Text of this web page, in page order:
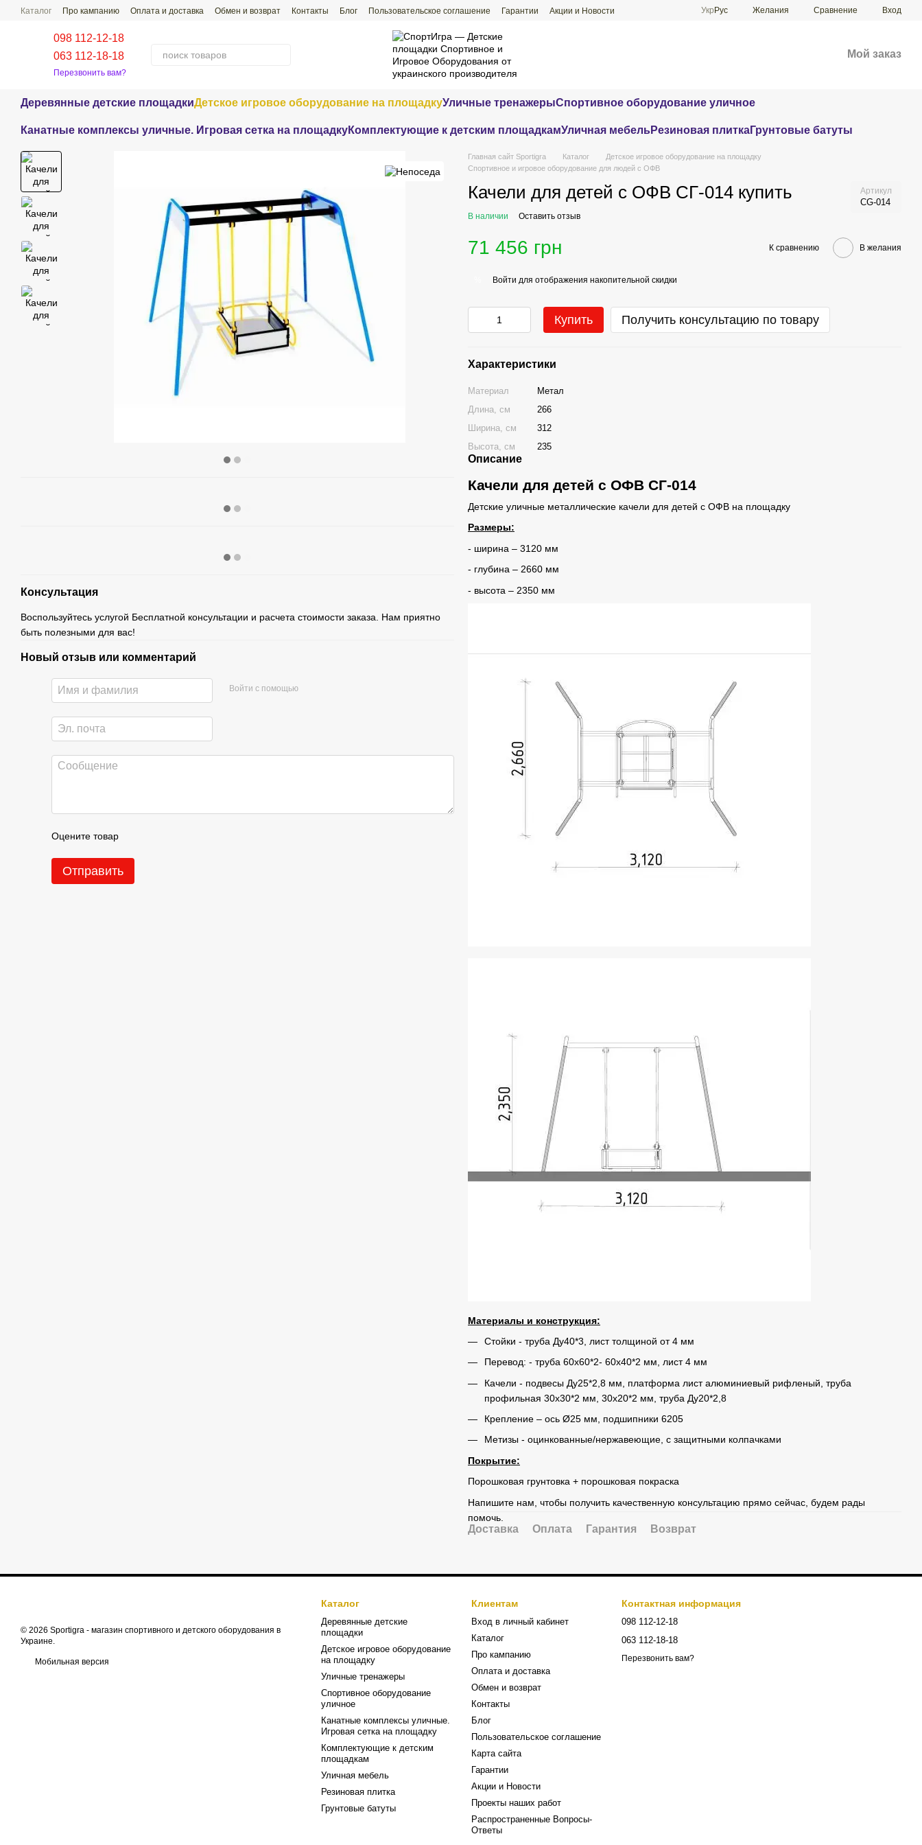
Перейти к основному контенту
Каталог Про кампанию Оплата и доставка Обмен и возврат Контакты Блог Пользовательское соглашение Гарантии
Акции и Новости
Укр Рус Желания Сравнение Вход
098 112-12-18
063 112-18-18
Перезвонить вам?
Мой заказ
Деревянные детские площадкиДетское игровое оборудование на площадкуУличные тренажерыСпортивное оборудование уличное
Канатные комплексы уличные. Игровая сетка на площадкуКомплектующие к детским площадкамУличная мебельРезиновая плиткаГрунтовые батуты
Консультация
Воспользуйтесь услугой Бесплатной консультации и расчета стоимости заказа. Нам приятно
быть полезными для вас!
Новый отзыв или комментарий
Войти с помощью
Оцените товар
Отправить
Главная сайт Sportigra Каталог
Детское игровое оборудование на площадку
Спортивное и игровое оборудование для людей с ОФВ
Качели для детей с ОФВ СГ-014 купить Артикул
CG-014
В наличии Оставить отзыв
71 456 грн К сравнению В желания
Войти для отображения накопительной скидки
Купить Получить консультацию по товару
Характеристики
Материал
Метал
Длина, см
266
Ширина, см
312
Высота, см
235
Описание
Качели для детей с ОФВ СГ-014
Детские уличные металлические качели для детей с ОФВ на площадку
Размеры:
- ширина – 3120 мм
- глубина – 2660 мм
- высота – 2350 мм
Материалы и конструкция:
Стойки - труба Ду40*3, лист толщиной от 4 мм
Перевод: - труба 60х60*2- 60х40*2 мм, лист 4 мм
Качели - подвесы Ду25*2,8 мм, платформа лист алюминиевый рифленый, труба
профильная 30х30*2 мм, 30х20*2 мм, труба Ду20*2,8
Крепление – ось Ø25 мм, подшипники 6205
Метизы - оцинкованные/нержавеющие, с защитными колпачками
Покрытие:
Порошковая грунтовка + порошковая покраска
Напишите нам, чтобы получить качественную консультацию прямо сейчас, будем рады
помочь.
Доставка Оплата Гарантия Возврат
© 2026 Sportigra - магазин спортивного и детского оборудования в
Украине.
Мобильная версия
Каталог
Деревянные детские
площадки
Детское игровое оборудование
на площадку
Уличные тренажеры
Спортивное оборудование
уличное
Канатные комплексы уличные.
Игровая сетка на площадку
Комплектующие к детским
площадкам
Уличная мебель
Резиновая плитка
Грунтовые батуты
Клиентам
Вход в личный кабинет
Каталог
Про кампанию
Оплата и доставка
Обмен и возврат
Контакты
Блог
Пользовательское соглашение
Карта сайта
Гарантии
Акции и Новости
Проекты наших работ
Распространенные Вопросы-
Ответы
Контактная информация
098 112-12-18
063 112-18-18
Перезвонить вам?